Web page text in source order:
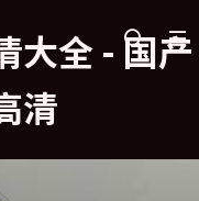
大全- 国产
清